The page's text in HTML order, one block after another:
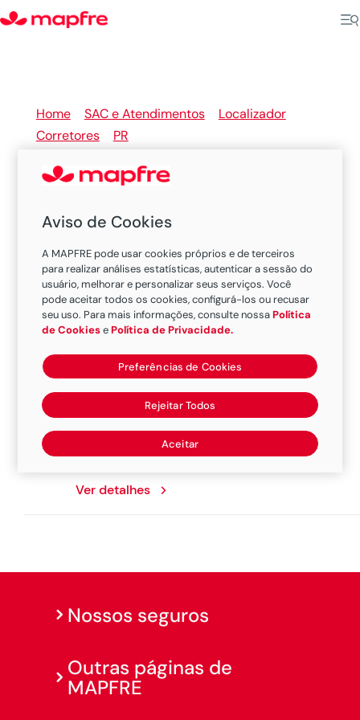
Home> SAC e Atendimentos> Localizador
Corretores> PR
Seu corretor de seguros
MAPFRE em Colombo
Existem 1 corretor nesta cidade.
Acos Corretora De Seguros
Rua Padre Francisco Bonato, 351, Colombo,
80240-040
Ver detalhes
Nossos seguros
Outras páginas de
MAPFRE
Aviso de Cookies
A MAPFRE pode usar cookies próprios e de terceiros
para realizar análises estatísticas, autenticar a sessão do
usuário, melhorar e personalizar seus serviços. Você
pode aceitar todos os cookies, configurá-los ou recusar
seu uso. Para mais informações, consulte nossaPolítica
de CookiesePolítica de Privacidade.
Preferências de Cookies
Rejeitar Todos
Aceitar